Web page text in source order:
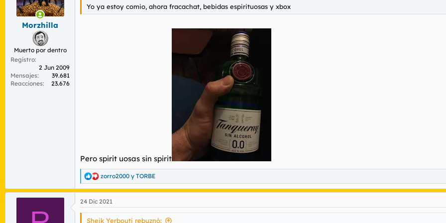
n
e
Morzhilla
Muerto por dentro
Registro
2 Jun 2009
Mensajes
39.681
Reacciones
23.676
Yo ya estoy comio, ahora fracachat, bebidas espirituosas y xbox
Pero spirit uosas sin spirit
R
e
a
c
c
zorro2000 y TORBE
24 Dic 2021
Sheik Yerbouti rebuznó: